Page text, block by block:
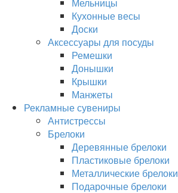
Кухонные весы
Доски
Аксессуары для посуды
Ремешки
Донышки
Крышки
Манжеты
Рекламные сувениры
Антистрессы
Брелоки
Деревянные брелоки
Пластиковые брелоки
Металлические брелоки
Подарочные брелоки